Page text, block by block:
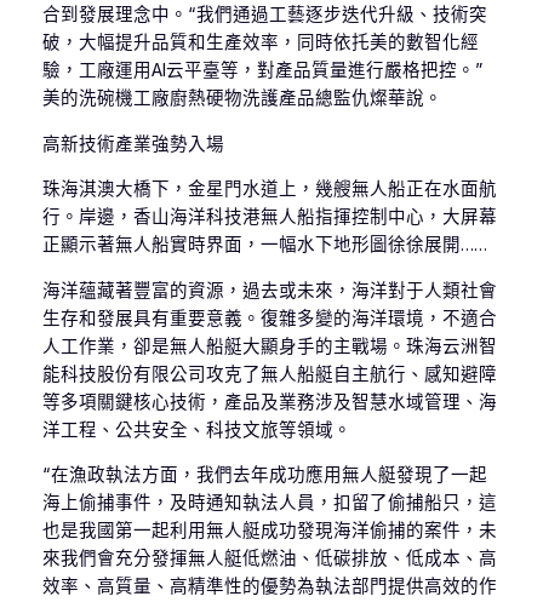
合到發展理念中。“我們通過工藝逐步迭代升級、技術突
破，大幅提升品質和生產效率，同時依托美的數智化經
驗，工廠運用AI云平臺等，對產品質量進行嚴格把控。”
美的洗碗機工廠廚熱硬物洗護產品總監仇燦華說。
高新技術產業強勢入場
珠海淇澳大橋下，金星門水道上，幾艘無人船正在水面航
行。岸邊，香山海洋科技港無人船指揮控制中心，大屏幕
正顯示著無人船實時界面，一幅水下地形圖徐徐展開……
海洋蘊藏著豐富的資源，過去或未來，海洋對于人類社會
生存和發展具有重要意義。復雜多變的海洋環境，不適合
人工作業，卻是無人船艇大顯身手的主戰場。珠海云洲智
能科技股份有限公司攻克了無人船艇自主航行、感知避障
等多項關鍵核心技術，產品及業務涉及智慧水域管理、海
洋工程、公共安全、科技文旅等領域。
“在漁政執法方面，我們去年成功應用無人艇發現了一起
海上偷捕事件，及時通知執法人員，扣留了偷捕船只，這
也是我國第一起利用無人艇成功發現海洋偷捕的案件，未
來我們會充分發揮無人艇低燃油、低碳排放、低成本、高
效率、高質量、高精準性的優勢為執法部門提供高效的作